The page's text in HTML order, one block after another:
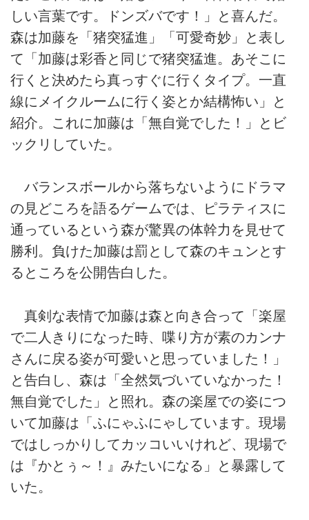
しい言葉です。ドンズバです！」と喜んだ。
森は加藤を「猪突猛進」「可愛奇妙」と表し
て「加藤は彩香と同じで猪突猛進。あそこに
行くと決めたら真っすぐに行くタイプ。一直
線にメイクルームに行く姿とか結構怖い」と
紹介。これに加藤は「無自覚でした！」とビ
ックリしていた。
バランスボールから落ちないようにドラマ
の見どころを語るゲームでは、ピラティスに
通っているという森が驚異の体幹力を見せて
勝利。負けた加藤は罰として森のキュンとす
るところを公開告白した。
真剣な表情で加藤は森と向き合って「楽屋
で二人きりになった時、喋り方が素のカンナ
さんに戻る姿が可愛いと思っていました！」
と告白し、森は「全然気づいていなかった！
無自覚でした」と照れ。森の楽屋での姿につ
いて加藤は「ふにゃふにゃしています。現場
ではしっかりしてカッコいいけれど、現場で
は『かとぅ～！』みたいになる」と暴露して
いた。